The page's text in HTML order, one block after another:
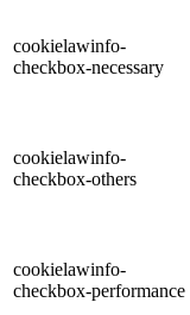
cookielawinfo-
checkbox-necessary
cookielawinfo-
checkbox-others
cookielawinfo-
checkbox-performance